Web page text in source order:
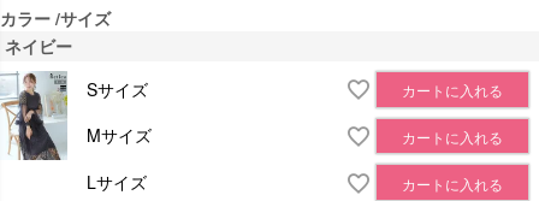
カラー サイズ
ネイビー
Sサイズ
カートに入れる
Mサイズ カートに入れる
Lサイズ カートに入れる